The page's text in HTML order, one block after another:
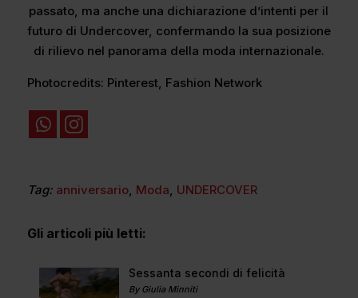
passato, ma anche una dichiarazione d’intenti per il
futuro di Undercover, confermando la sua posizione
di rilievo nel panorama della moda internazionale.​
Photocredits: Pinterest, Fashion Network
Tag: anniversario, Moda, UNDERCOVER
Gli articoli più letti:
Sessanta secondi di felicità
By Giulia Minniti